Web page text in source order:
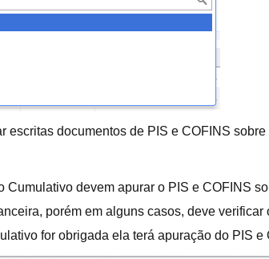
escritas documentos de PIS e COFINS
Cumulativo devem apurar o PIS e COFINS
porém em alguns casos, deve
for obrigada ela terá apuração do PIS e